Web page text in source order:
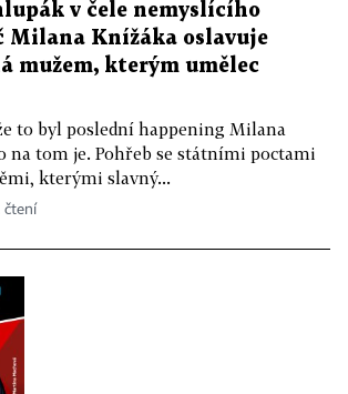
v čele nemyslícího
Milana Knížáka oslavuje
mužem, kterým umělec
to byl poslední happening Milana
na tom je. Pohřeb se státními poctami
kterými slavný...
čtení